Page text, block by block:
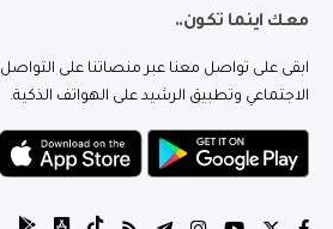
معك اينما تكون..
ابقى على تواصل معنا عبر منصاتنا على التواصل
الاجتماعي وتطبيق الرشيد على الهواتف الذكية.